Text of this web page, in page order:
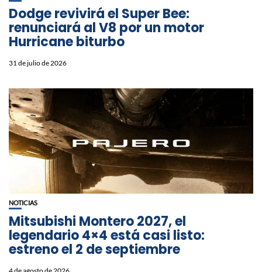
Dodge revivirá el Super Bee:
renunciará al V8 por un motor
Hurricane biturbo
31 de julio de 2026
NOTICIAS
Mitsubishi Montero 2027, el
legendario 4×4 está casi listo:
estreno el 2 de septiembre